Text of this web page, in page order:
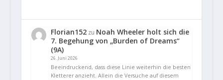
Florian152zu Noah Wheeler holt sich die
7. Begehung von „Burden of Dreams“
(9A)
26. Juni 2026
Beeindruckend, dass diese Linie weiterhin die besten
Kletterer anzieht. Allein die Versuche auf diesem